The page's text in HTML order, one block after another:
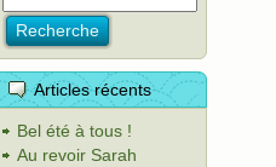
Articles récents
Bel été à tous !
Au revoir Sarah